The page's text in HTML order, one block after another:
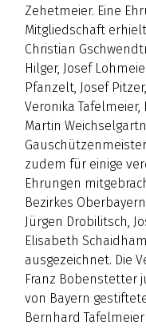
Zehetmeier. Eine
Mitgliedschaft
Christian
Hilger, Josef
Pfanzelt, Josef
Veronika
Martin
zudem für einige
Ehrungen
Bezirkes
Jürgen Drobilitsch,
Elisabeth
ausgezeichnet. Die
Franz Bobenstetter
von Bayern
Bernhard